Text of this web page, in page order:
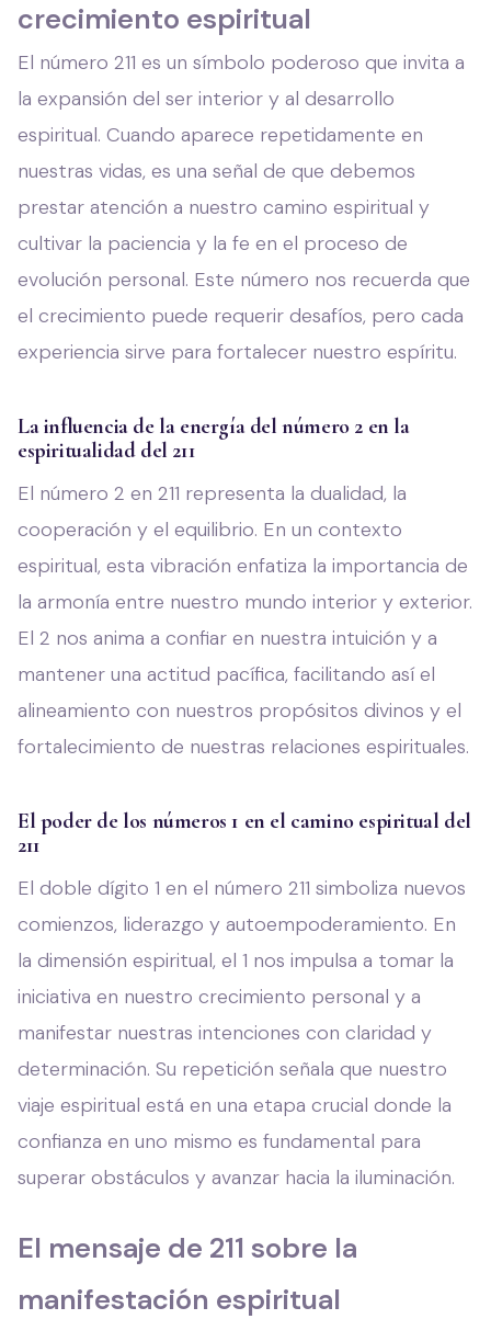
crecimiento espiritual
El número 211 es un símbolo poderoso que invita a
la expansión del ser interior y al desarrollo
espiritual. Cuando aparece repetidamente en
nuestras vidas, es una señal de que debemos
prestar atención a nuestro camino espiritual y
cultivar la paciencia y la fe en el proceso de
evolución personal. Este número nos recuerda que
el crecimiento puede requerir desafíos, pero cada
experiencia sirve para fortalecer nuestro espíritu.
La influencia de la energía del número 2 en la
espiritualidad del 211
El número 2 en 211 representa la dualidad, la
cooperación y el equilibrio. En un contexto
espiritual, esta vibración enfatiza la importancia de
la armonía entre nuestro mundo interior y exterior.
El 2 nos anima a confiar en nuestra intuición y a
mantener una actitud pacífica, facilitando así el
alineamiento con nuestros propósitos divinos y el
fortalecimiento de nuestras relaciones espirituales.
El poder de los números 1 en el camino espiritual del
211
El doble dígito 1 en el número 211 simboliza nuevos
comienzos, liderazgo y autoempoderamiento. En
la dimensión espiritual, el 1 nos impulsa a tomar la
iniciativa en nuestro crecimiento personal y a
manifestar nuestras intenciones con claridad y
determinación. Su repetición señala que nuestro
viaje espiritual está en una etapa crucial donde la
confianza en uno mismo es fundamental para
superar obstáculos y avanzar hacia la iluminación.
El mensaje de 211 sobre la
manifestación espiritual